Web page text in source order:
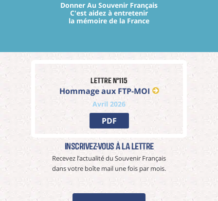
Donner Au Souvenir Français
C'est aidez à entretenir
la mémoire de la France
Lettre n°115
Hommage aux FTP-MOI
Avril 2026
PDF
Inscrivez-vous à La Lettre
Recevez l’actualité du Souvenir Français
dans votre boîte mail une fois par mois.